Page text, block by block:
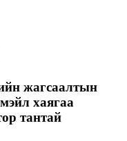
жагсаалтын
хаягаа
тантай